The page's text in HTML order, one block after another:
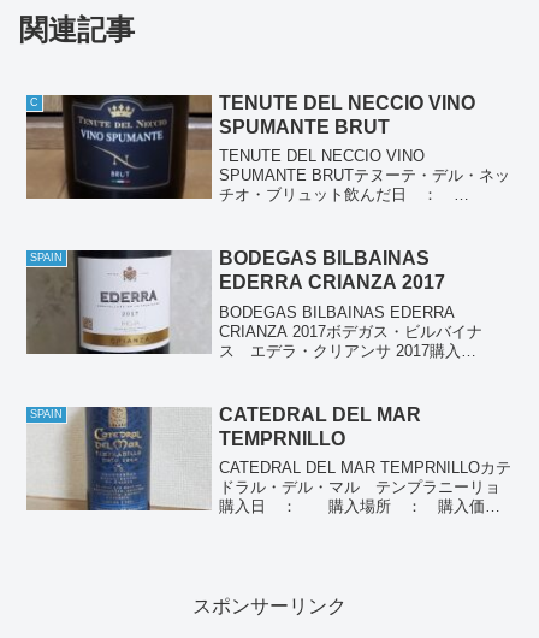
関連記事
C
TENUTE DEL NECCIO VINO
SPUMANTE BRUT
TENUTE DEL NECCIO VINO
SPUMANTE BRUTテヌーテ・デル・ネッ
チオ・ブリュット飲んだ日 ：
類 ： スパークリングワイン個人...
SPAIN
BODEGAS BILBAINAS
EDERRA CRIANZA 2017
BODEGAS BILBAINAS EDERRA
CRIANZA 2017ボデガス・ビルバイナ
ス エデラ・クリアンサ 2017購入
別)飲んだ日 ： 202...
SPAIN
CATEDRAL DEL MAR
TEMPRNILLO
CATEDRAL DEL MAR TEMPRNILLOカテ
ドラル・デル・マル テンプラニーリョ
購入日 ： 購入場所 ： 購入価
スポンサーリンク